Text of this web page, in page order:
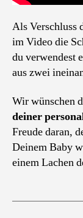
Als Verschluss
im Video die
du verwendest
aus zwei
Wir wünschen
deiner
Freude daran,
Deinem Baby
einem Lachen